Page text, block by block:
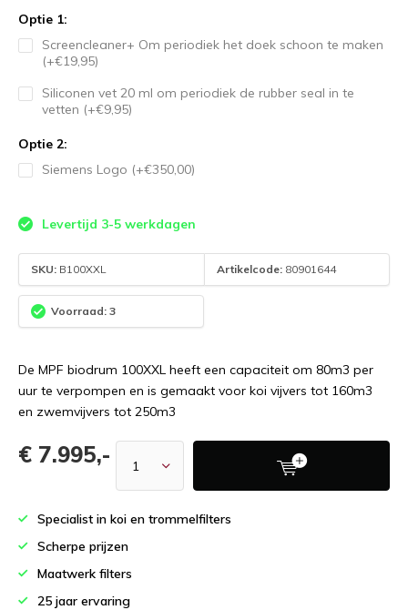
Optie 1:
Screencleaner+ Om periodiek het doek schoon te maken
(+€19,95)
Siliconen vet 20 ml om periodiek de rubber seal in te
vetten (+€9,95)
Optie 2:
Siemens Logo (+€350,00)
Levertijd 3-5 werkdagen
SKU: B100XXL Artikelcode: 80901644
Voorraad: 3
De MPF biodrum 100XXL heeft een capaciteit om 80m3 per
uur te verpompen en is gemaakt voor koi vijvers tot 160m3
en zwemvijvers tot 250m3
€ 7.995,-
Specialist in koi en trommelfilters
Scherpe prijzen
Maatwerk filters
25 jaar ervaring